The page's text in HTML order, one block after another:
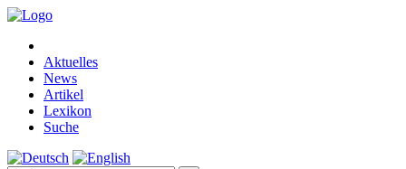
Aktuelles
News
Artikel
Lexikon
Suche